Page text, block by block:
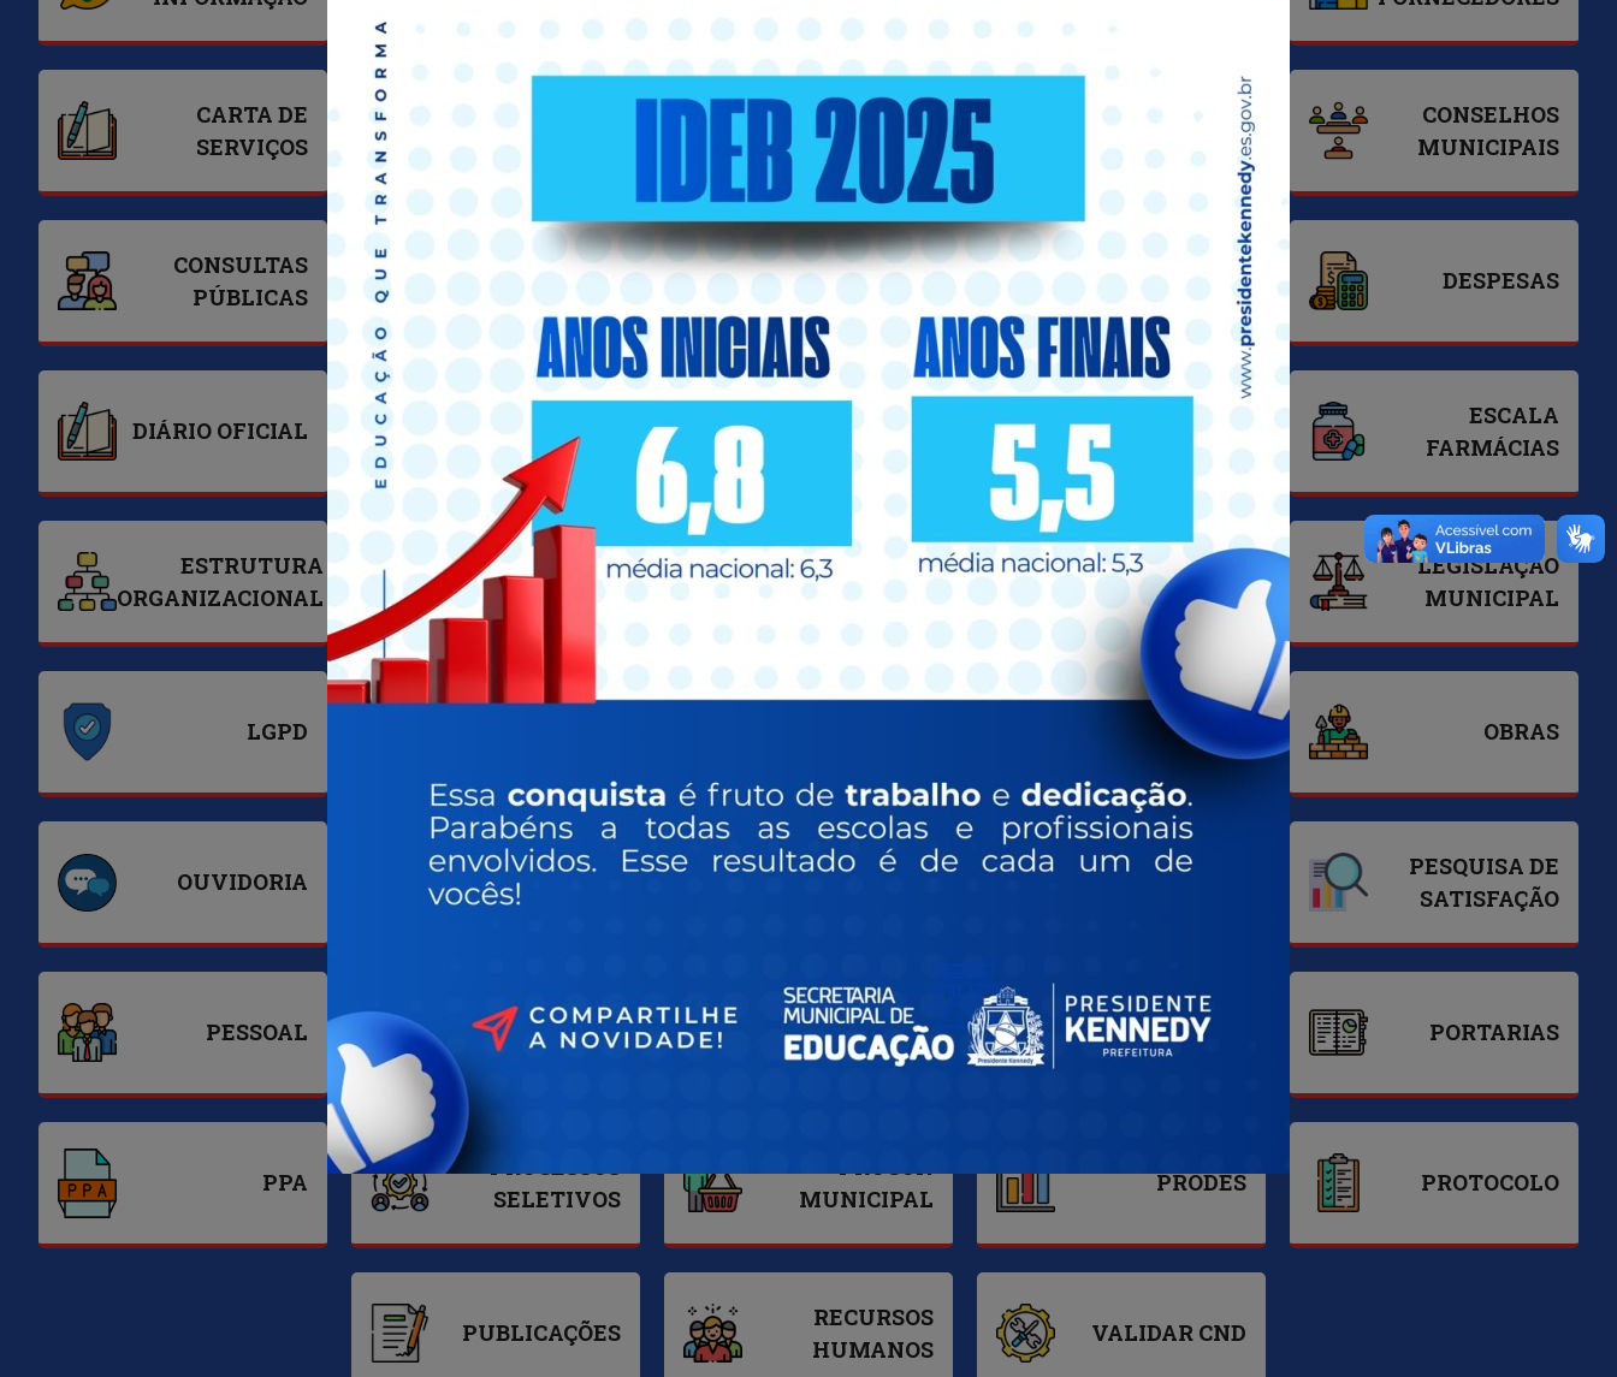
CARTA DE
SERVIÇOS
NEGATIVA
CÓDIGO DE
ÉTICA
COMPRAS
PÚBLICAS
CONSELHOS
MUNICIPAIS
CONSULTAS
PÚBLICAS
CONTRATOS
CULT, TURIS, ESP
E LAZER
DECRETOS DESPESAS
DIÁRIO OFICIAL DIVIDA ATIVA EMERGÊNCIAS
EMISSÃO DE
DAM
ESCALA
FARMÁCIAS
ESTRUTURA
ORGANIZACIONAL
IPTU
KENNEDY
SAÚDE
LDO
LEGISLAÇÃO
MUNICIPAL
LGPD NFS-E OBRAS
OUVIDORIA P. PRIVACIDADE PCM
PESQUISA DE
SATISFAÇÃO
PESSOAL
PLANO DE
CONTRATAÇÕES
PORTAL DA
CONTROLADORIA
PORTAL DA
TRANSPARÊNCIA
PORTARIAS
PPA
PROCESSOS
SELETIVOS
PROCON
MUNICIPAL
PRODES PROTOCOLO
PUBLICAÇÕES
RECURSOS
HUMANOS
VALIDAR CND